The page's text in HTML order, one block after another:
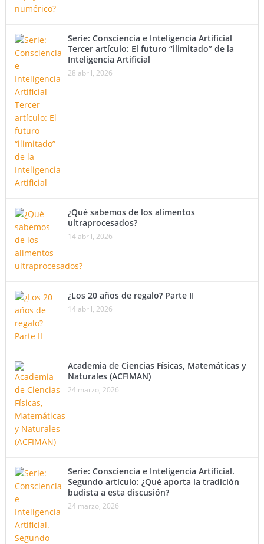
Serie: Consciencia e Inteligencia Artificial
Tercer artículo: El futuro “ilimitado” de la
Inteligencia Artificial
28 abril, 2026
¿Qué sabemos de los alimentos
ultraprocesados?
14 abril, 2026
¿Los 20 años de regalo? Parte II
14 abril, 2026
Academia de Ciencias Físicas, Matemáticas y
Naturales (ACFIMAN)
24 marzo, 2026
Serie: Consciencia e Inteligencia Artificial.
Segundo artículo: ¿Qué aporta la tradición
budista a esta discusión?
24 marzo, 2026